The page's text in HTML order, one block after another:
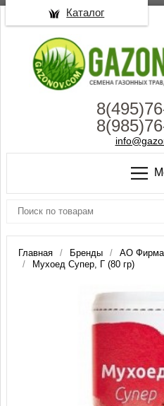
Главная Бренды АО Фирма
Мухоед Супер, Г (80 гр)
Каталог